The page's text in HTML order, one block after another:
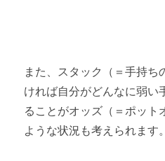
また、スタック（＝手持ち
ければ自分がどんなに弱い
ることがオッズ（＝ポット
ような状況も考えられます。